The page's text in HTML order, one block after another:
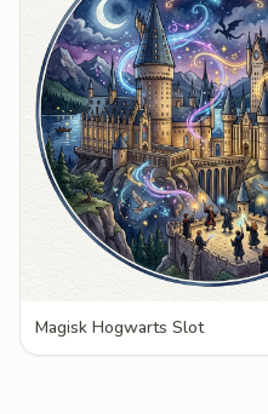
Magisk Hogwarts Slot